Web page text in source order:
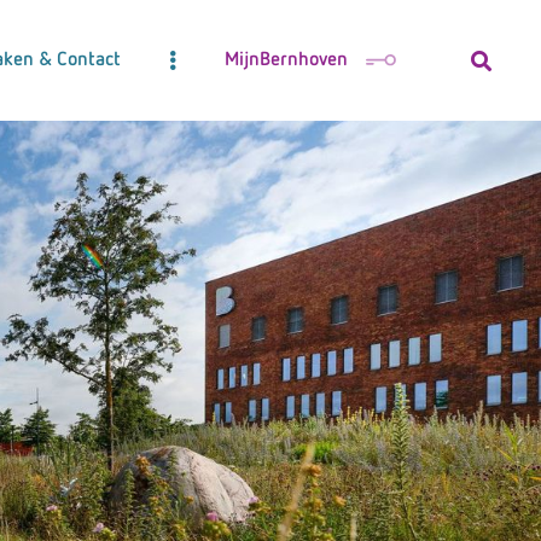
& Contact MijnBernhoven